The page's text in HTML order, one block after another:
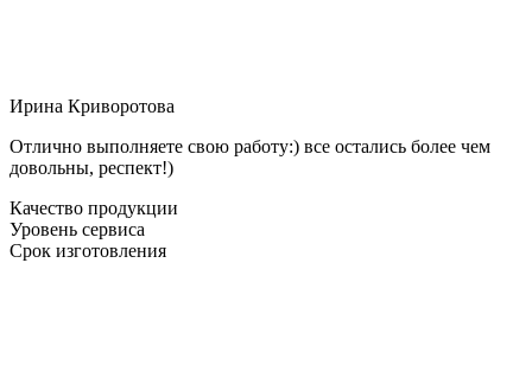
Ирина Криворотова
Отлично выполняете свою работу:) все остались более чем
довольны, респект!)
Качество продукции
Уровень сервиса
Срок изготовления